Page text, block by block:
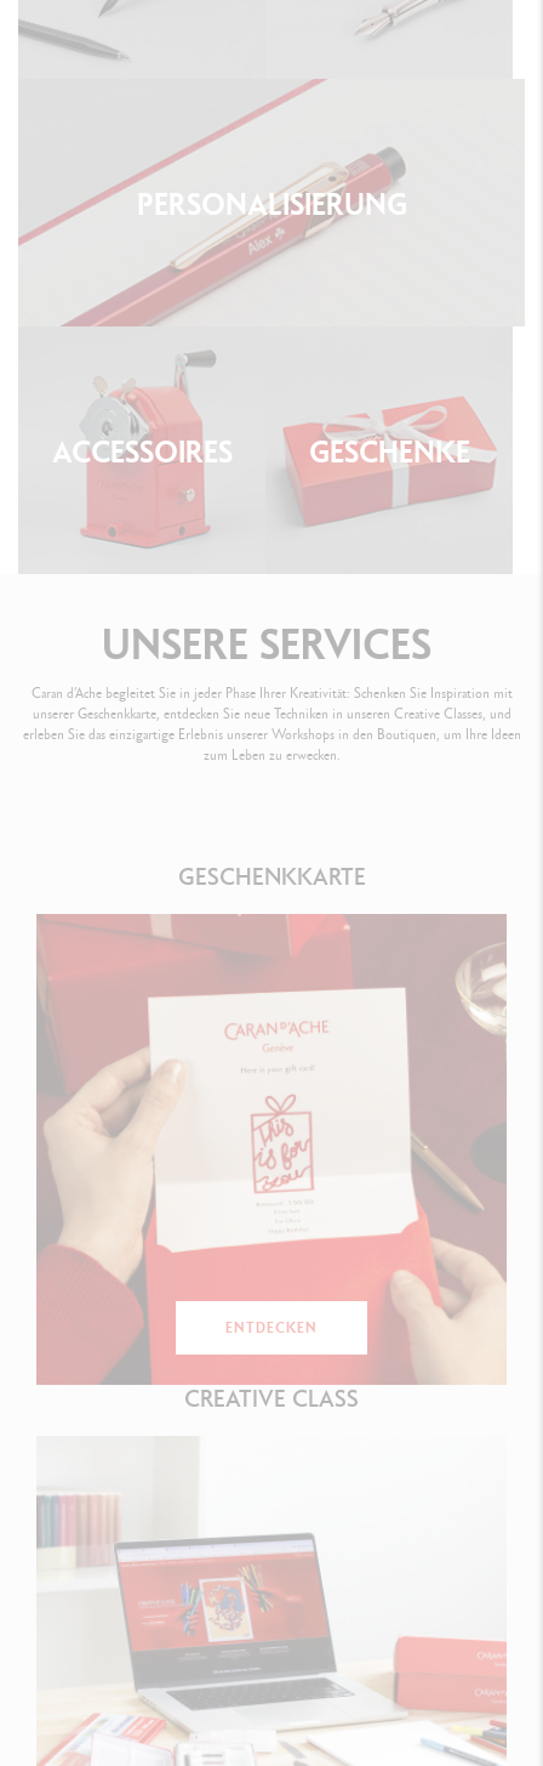
PERSONALISIERUNG
ACCESSOIRES GESCHENKE
UNSERE SERVICES
Caran d’Ache begleitet Sie in jeder Phase Ihrer Kreativität: Schenken Sie Inspiration mit
unserer Geschenkkarte, entdecken Sie neue Techniken in unseren Creative Classes, und
erleben Sie das einzigartige Erlebnis unserer Workshops in den Boutiquen, um Ihre Ideen
zum Leben zu erwecken.
GESCHENKKARTE
ENTDECKEN
CREATIVE CLASS